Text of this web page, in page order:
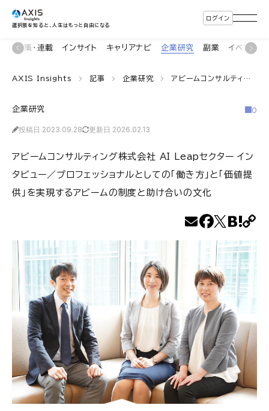
選択肢を知ると、人生はもっと自由になる
ログイン
特集・連載 インサイト キャリアナビ 企業研究 副業 イベント
AXIS Insights 記事 企業研究 アビームコンサルティング株式会社 AI Leapセクター インタビュー／プロフェッショナルとしての「働き方」と「価値提供」を実現するアビームの制度と助け合いの文化
企業研究
投稿日 2023.09.28 更新日 2026.02.13
0
アビームコンサルティング株式会社 AI Leapセクター イン
タビュー／プロフェッショナルとしての「働き方」と「価値提
供」を実現するアビームの制度と助け合いの文化